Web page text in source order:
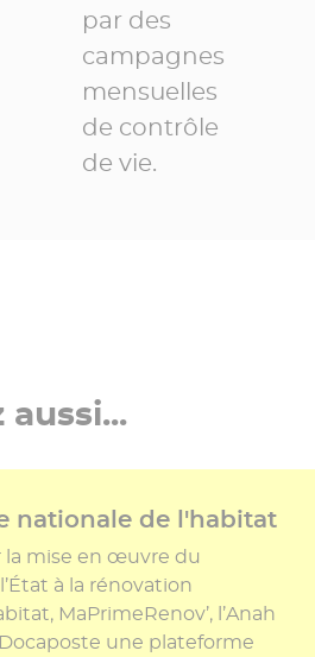
par des
campagnes
mensuelles
de contrôle
de vie.
nationale de l'habitat
la mise en œuvre du
à la rénovation
MaPrimeRenov’, l’Anah
une plateforme